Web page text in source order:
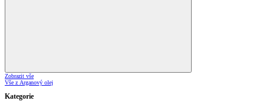
Zobrazit vše
Vše z Arganový olej
Kategorie